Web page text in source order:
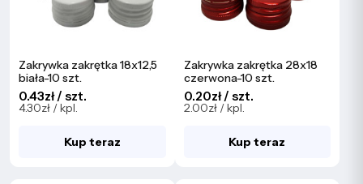
Zakrywka zakrętka 18x12,5
biała-10 szt.
0.43zł / szt.
4.30zł / kpl.
Kup teraz
Zakrywka zakrętka 28x18
czerwona-10 szt.
0.20zł / szt.
2.00zł / kpl.
Kup teraz